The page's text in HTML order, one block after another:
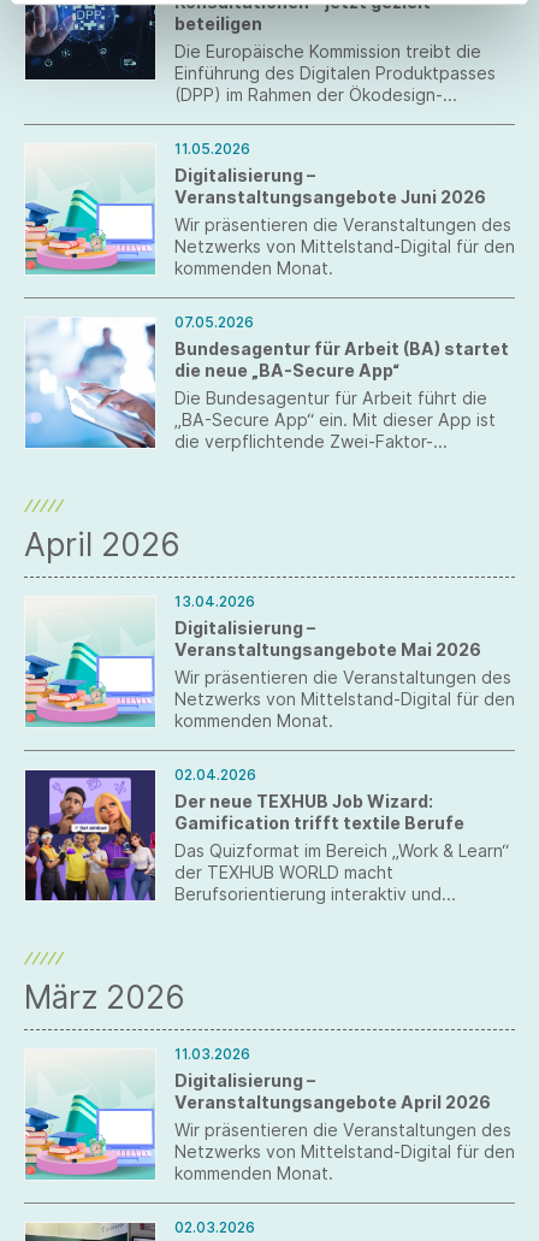
2026 in Kraft treten.
beteiligen
Die Europäische Kommission treibt die
Einführung des Digitalen Produktpasses
(DPP) im Rahmen der Ökodesign-
Beteiligungsprozesse auf EU- und
nationaler Ebene, bei denen Ihre
Rückmeldungen gefragt sind.
11.05.2026
Digitalisierung –
Veranstaltungsangebote Juni 2026
Wir präsentieren die Veranstaltungen des
Netzwerks von Mittelstand-Digital für den
kommenden Monat.
07.05.2026
Bundesagentur für Arbeit (BA) startet
die neue „BA-Secure App“
Die Bundesagentur für Arbeit führt die
„BA-Secure App“ ein. Mit dieser App ist
die verpflichtende Zwei-Faktor-
April 2026
13.04.2026
Digitalisierung –
Veranstaltungsangebote Mai 2026
Wir präsentieren die Veranstaltungen des
Netzwerks von Mittelstand-Digital für den
kommenden Monat.
02.04.2026
Der neue TEXHUB Job Wizard:
Gamification trifft textile Berufe
Das Quizformat im Bereich „Work & Learn“
der TEXHUB WORLD macht
Berufsorientierung interaktiv und
März 2026
11.03.2026
Digitalisierung –
Veranstaltungsangebote April 2026
Wir präsentieren die Veranstaltungen des
Netzwerks von Mittelstand-Digital für den
kommenden Monat.
02.03.2026